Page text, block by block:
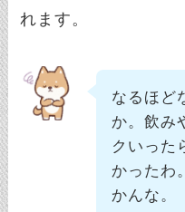
れます。
なるほど
か。飲み
クいった
かったわ
かんな。